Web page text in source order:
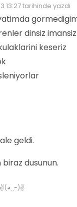
13:27tarihinde yazdı
dinsiz
keseriz
geldi.
dusunun.
✌(◕‿-)✌